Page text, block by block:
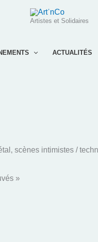
Artistes et Solidaires
ACTUALITÉS
scènes intimistes /
»